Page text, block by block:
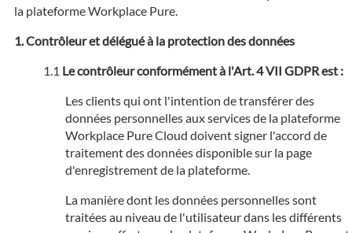
la plateforme Workplace Pure.
Contrôleur et délégué à la protection des données
Le contrôleur conformément à l'Art. 4 VII GDPR est :
Les clients qui ont l'intention de transférer des
données personnelles aux services de la plateforme
Workplace Pure Cloud doivent signer l'accord de
traitement des données disponible sur la page
d'enregistrement de la plateforme.
La manière dont les données personnelles sont
traitées au niveau de l'utilisateur dans les différents